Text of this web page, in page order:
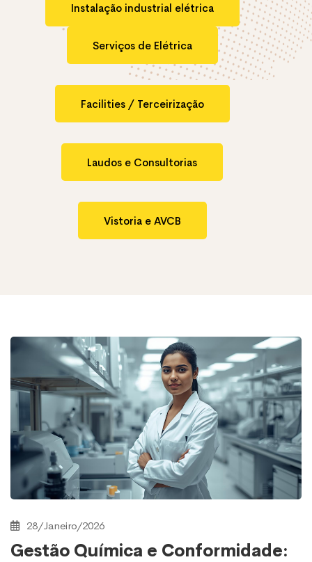
Instalação industrial elétrica
Serviços de Elétrica
Facilities / Terceirização
Laudos e Consultorias
Vistoria e AVCB
28/Janeiro/2026
Gestão Química e Conformidade: